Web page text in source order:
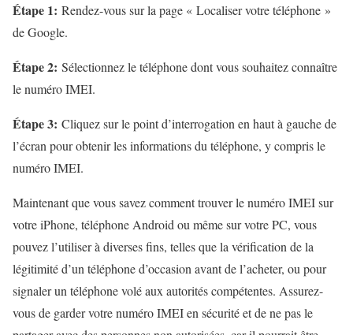
Étape 1: Rendez-vous sur la page « Localiser votre téléphone »
de Google.
Étape 2: Sélectionnez le téléphone dont vous souhaitez connaître
le numéro IMEI.
Étape 3: Cliquez sur le point d’interrogation en haut à gauche de
l’écran pour obtenir les informations du téléphone, y compris le
numéro IMEI.
Maintenant que vous savez comment trouver le numéro IMEI sur
votre iPhone, téléphone Android ou même sur votre PC, vous
pouvez l’utiliser à diverses fins, telles que la vérification de la
légitimité d’un téléphone d’occasion avant de l’acheter, ou pour
signaler un téléphone volé aux autorités compétentes. Assurez-
vous de garder votre numéro IMEI en sécurité et de ne pas le